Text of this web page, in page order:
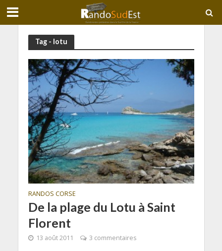
Tag - lotu
RANDOS CORSE
De la plage du Lotu à Saint
Florent
13 août 2011 3 commentaires